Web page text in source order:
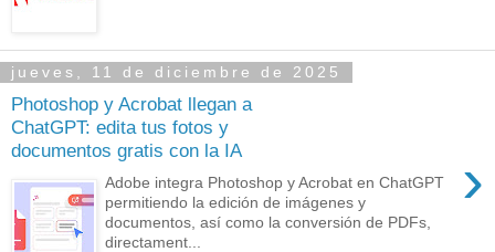
jueves, 11 de diciembre de 2025
Photoshop y Acrobat llegan a
ChatGPT: edita tus fotos y
documentos gratis con la IA
›
Adobe integra Photoshop y Acrobat en ChatGPT
permitiendo la edición de imágenes y
documentos, así como la conversión de PDFs,
directament...